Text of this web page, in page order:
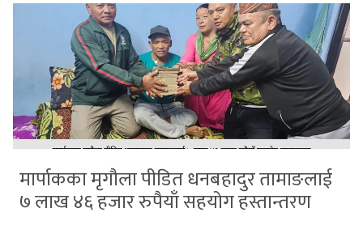
मार्पाकका मृगौला पीडित धनबहादुर तामाङलाई
७ लाख ४६ हजार रुपैयाँ सहयोग हस्तान्तरण